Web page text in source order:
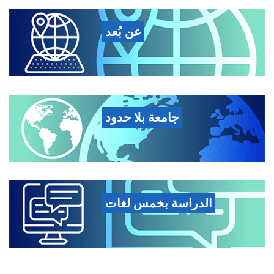
عن بُعد
جامعة بلا حدود
الدراسة بخمس لغات